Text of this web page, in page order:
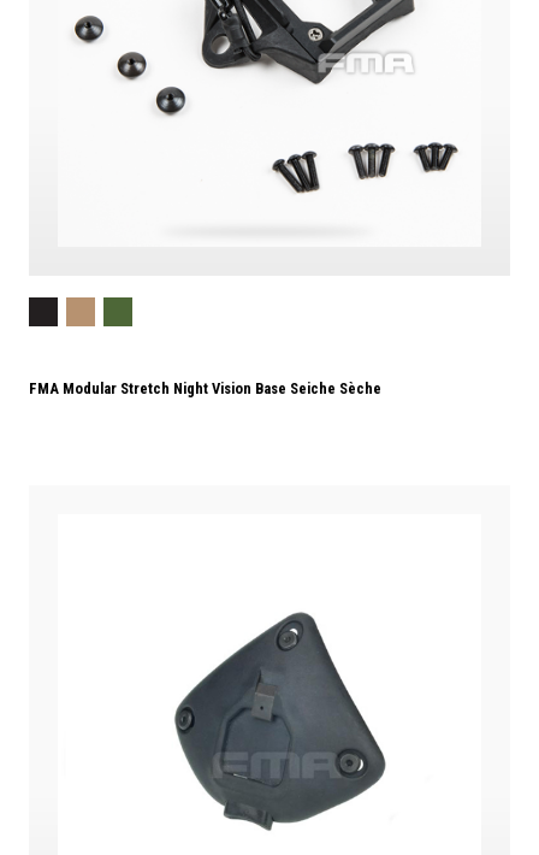
FMA Modular Stretch Night Vision Base Seiche Sèche